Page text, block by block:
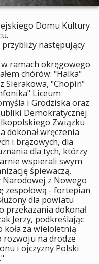
Domu Kultury
następujący
w ramach okręgowego
chórów: "Halka"
Sierakowa, "Chopin"
Liceum
i Grodziska oraz
Demokratycznej.
Związku
dokonał wręczenia
i brązowych, dla
dla tych, którzy
wspierali swym
śpiewaczą.
Narodowej z Nowego
zespołową - fortepian
dla powiatu
przekazania dokonał
Jerzy, podkreślając
za wieloletnią
rozwoju na drodze
i ojczyzny Polski